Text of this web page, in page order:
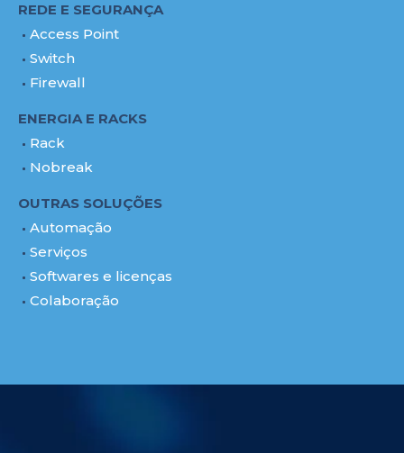
REDE E SEGURANÇA
Access Point
Switch
Firewall
ENERGIA E RACKS
Rack
Nobreak
OUTRAS SOLUÇÕES
Automação
Serviços
Softwares e licenças
Colaboração